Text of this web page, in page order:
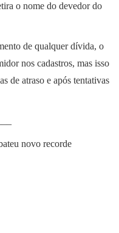
o nome do devedor do
de qualquer dívida, o
nos cadastros, mas isso
de atraso e após tentativas
novo recorde